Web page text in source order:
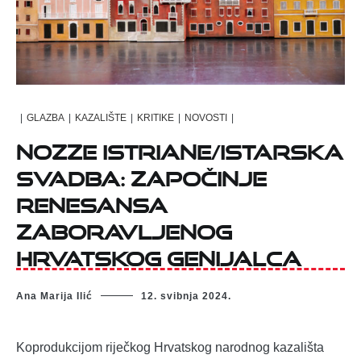
| GLAZBA | KAZALIŠTE | KRITIKE | NOVOSTI |
Nozze istriane/Istarska
svadba: Započinje
renesansa
zaboravljenog
hrvatskog genijalca
Ana Marija Ilić 12. svibnja 2024.
Koprodukcijom riječkog Hrvatskog narodnog kazališta